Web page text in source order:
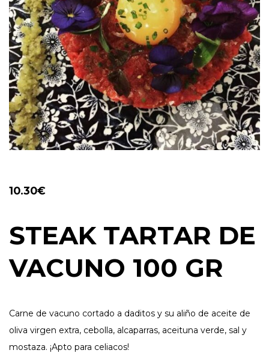
10.30€
STEAK TARTAR DE
VACUNO 100 GR
Carne de vacuno cortado a daditos y su aliño de aceite de
oliva virgen extra, cebolla, alcaparras, aceituna verde, sal y
mostaza. ¡Apto para celiacos!